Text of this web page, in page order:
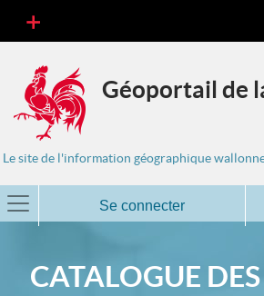
Géoportail de
Le site de l'information géographique
Se connecter
CATALOGUE DES